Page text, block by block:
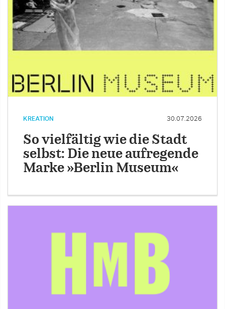
KREATION 30.07.2026
So vielfältig wie die Stadt
selbst: Die neue aufregende
Marke »Berlin Museum«